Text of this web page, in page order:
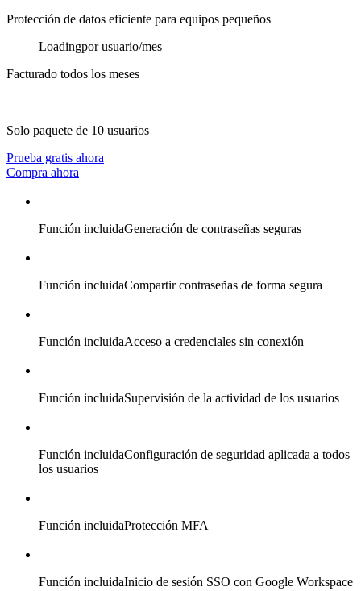
Protección de datos eficiente para equipos pequeños
Loadingpor usuario/mes
Facturado todos los meses
Solo paquete de 10 usuarios
Prueba gratis ahora
Compra ahora
Función incluidaGeneración de contraseñas seguras
Función incluidaCompartir contraseñas de forma segura
Función incluidaAcceso a credenciales sin conexión
Función incluidaSupervisión de la actividad de los usuarios
Función incluidaConfiguración de seguridad aplicada a todos
los usuarios
Función incluidaProtección MFA
Función incluidaInicio de sesión SSO con Google Workspace